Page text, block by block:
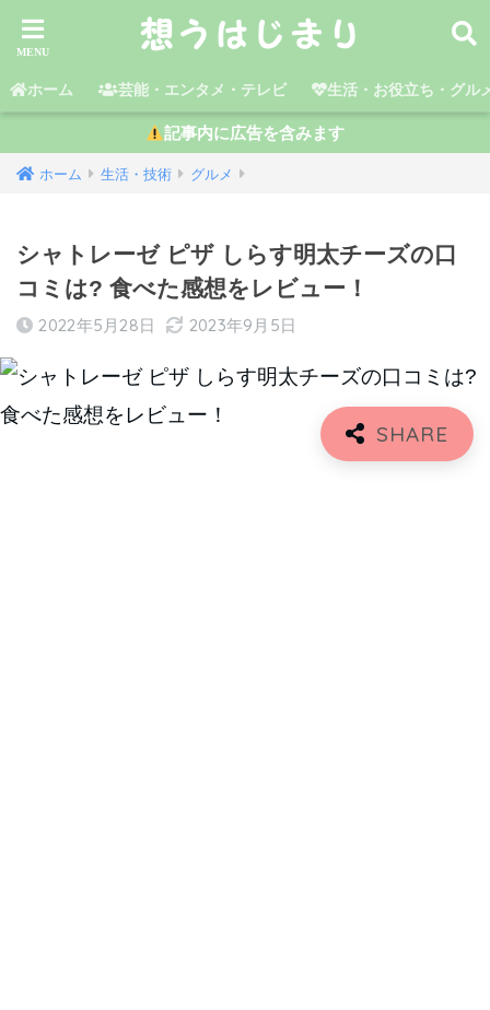
ホーム 芸能・エンタメ・テレビ 生活・お役立ち・グル
記事内に広告を含みます
ホーム 生活・技術 グルメ
シャトレーゼ ピザ しらす明太チーズの口
コミは? 食べた感想をレビュー！
2022年5月28日 2023年9月5日